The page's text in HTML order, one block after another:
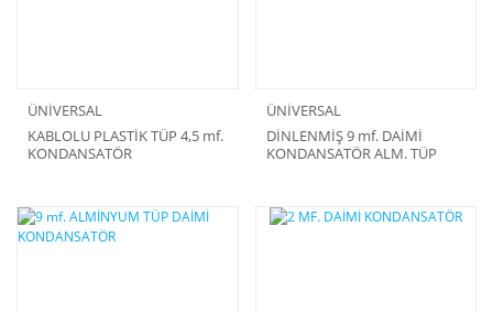
ÜNİVERSAL
KABLOLU PLASTİK TÜP 4,5 mf.
KONDANSATÖR
ÜNİVERSAL
DİNLENMİŞ 9 mf. DAİMİ
KONDANSATÖR ALM. TÜP